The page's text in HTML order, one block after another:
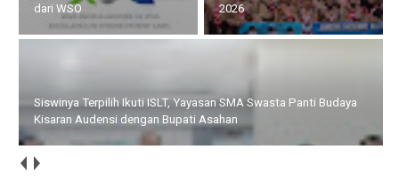
dari WSO
2026
Siswinya Terpilih Ikuti ISLT, Yayasan SMA Swasta Panti Budaya
Kisaran Audensi dengan Bupati Asahan